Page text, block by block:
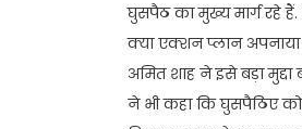
घुसपैठ का मुख्य मार्ग रहे
क्या एक्शन प्लान अपनाया
अमित शाह ने इसे बड़ा मुद्दा
ने भी कहा कि घुसपैठिए